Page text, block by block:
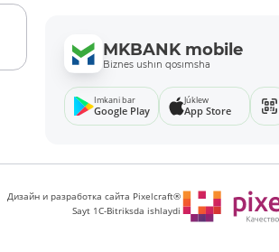
MKBANK mobile
Biznes ushın qosımsha
Imkani bar
Google Play
Júklew
App Store
Дизайн и разработка сайта Pixelcraft®
Sayt 1C-Bitriksda ishlaydi